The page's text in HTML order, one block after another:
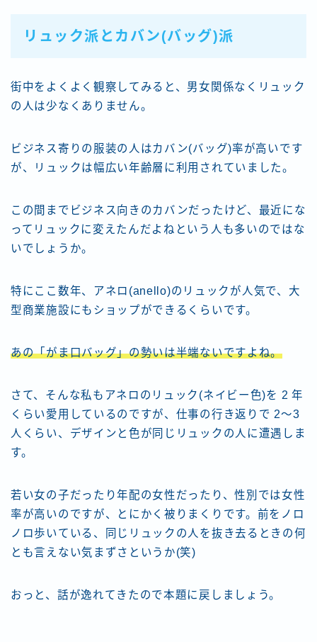
リュック派とカバン(バッグ)派
街中をよくよく観察してみると、男女関係なくリュック
の人は少なくありません。
ビジネス寄りの服装の人はカバン(バッグ)率が高いです
が、リュックは幅広い年齢層に利用されていました。
この間までビジネス向きのカバンだったけど、最近にな
ってリュックに変えたんだよねという人も多いのではな
いでしょうか。
特にここ数年、アネロ(anello)のリュックが人気で、大
型商業施設にもショップができるくらいです。
あの「がま口バッグ」の勢いは半端ないですよね。
さて、そんな私もアネロのリュック(ネイビー色)を 2 年
くらい愛用しているのですが、仕事の行き返りで 2～3
人くらい、デザインと色が同じリュックの人に遭遇しま
す。
若い女の子だったり年配の女性だったり、性別では女性
率が高いのですが、とにかく被りまくりです。前をノロ
ノロ歩いている、同じリュックの人を抜き去るときの何
とも言えない気まずさというか(笑)
おっと、話が逸れてきたので本題に戻しましょう。